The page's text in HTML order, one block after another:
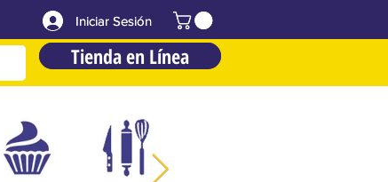
Iniciar Sesión
Tienda en Línea
Tienda en Línea
Iniciar Sesión